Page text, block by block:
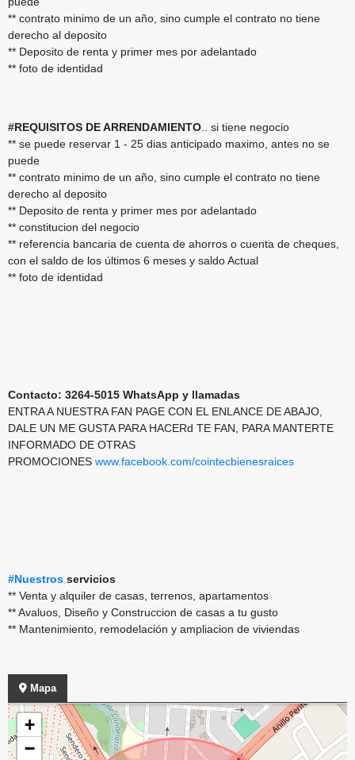
** contrato minimo de un año, sino cumple el contrato no tiene
derecho al deposito
** Deposito de renta y primer mes por adelantado
** foto de identidad
#REQUISITOS DE ARRENDAMIENTO .. si tiene negocio
** se puede reservar 1 - 25 dias anticipado maximo, antes no se
puede
** contrato minimo de un año, sino cumple el contrato no tiene
derecho al deposito
** Deposito de renta y primer mes por adelantado
** constitucion del negocio
** referencia bancaria de cuenta de ahorros o cuenta de cheques,
con el saldo de los últimos 6 meses y saldo Actual
** foto de identidad
Contacto: 3264-5015 WhatsApp y llamadas
ENTRA A NUESTRA FAN PAGE CON EL ENLANCE DE ABAJO,
DALE UN ME GUSTA PARA HACERd TE FAN, PARA MANTERTE
INFORMADO DE OTRAS
PROMOCIONES www.facebook.com/cointecbienesraices
#Nuestros servicios
** Venta y alquiler de casas, terrenos, apartamentos
** Avaluos, Diseño y Construccion de casas a tu gusto
** Mantenimiento, remodelación y ampliacion de viviendas
Mapa
+
−